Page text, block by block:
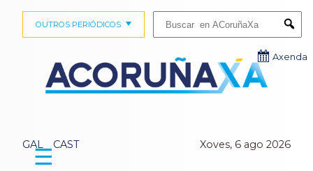
GAL CAST Xoves, 6 ago 2026
OUTROS PERIÓDICOS
Axenda
☰